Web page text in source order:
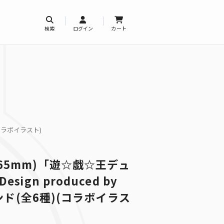
検索 ログイン カート
ボイラスト)
「遊☆戯☆王デュ
Design produced by
(全6種)(コラボイラス